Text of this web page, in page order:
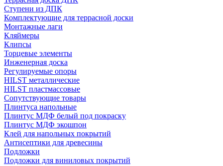
Ступени из ДПК
Комплектующие для террасной доски
Монтажные лаги
Кляймеры
Клипсы
Торцевые элементы
Инженерная доска
Регулируемые опоры
HILST металлические
HILST пластмассовые
Сопутствующие товары
Плинтуса напольные
Плинтус МДФ белый под покраску
Плинтус МДФ экошпон
Клей для напольных покрытий
Антисептики для древесины
Подложки
Подложки для виниловых покрытий